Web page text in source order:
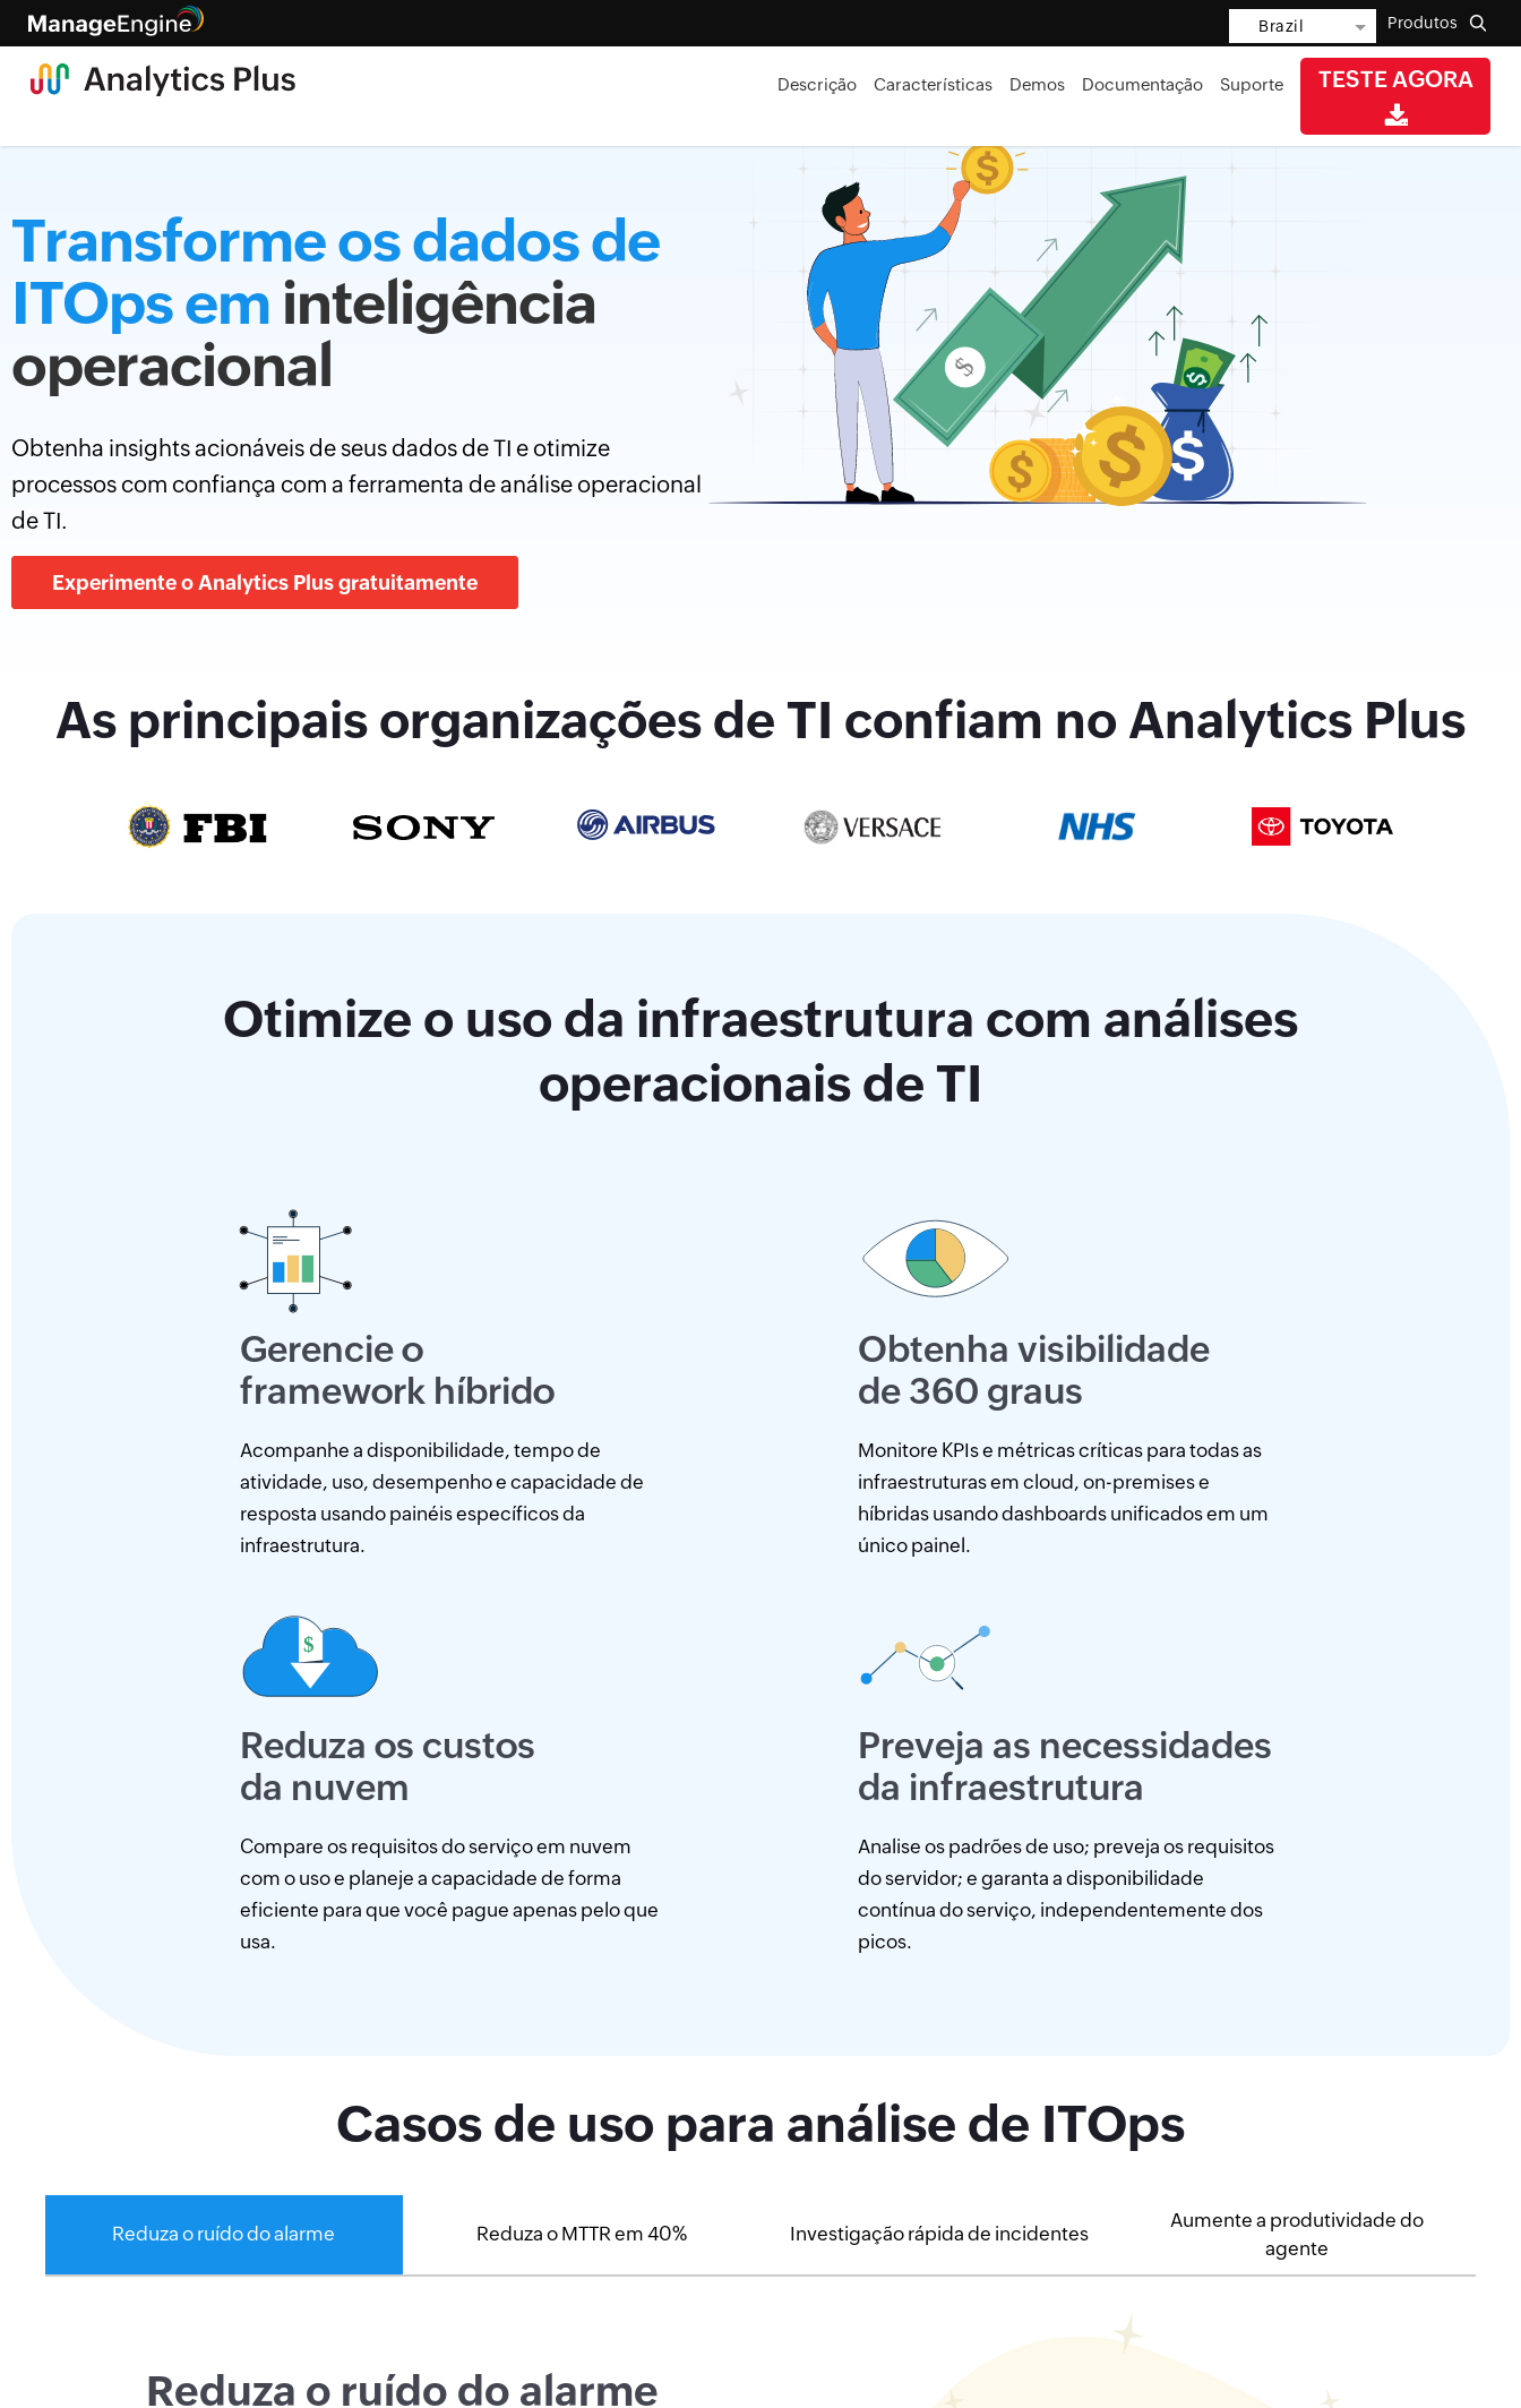
Brazil Produtos
TESTE AGORA
Descrição Características Demos Documentação Suporte
Transforme os dados de
ITOps em inteligência
operacional
Obtenha insights acionáveis de seus dados de TI e otimize
processos com confiança com a ferramenta de análise operacional
de TI.
Experimente o Analytics Plus gratuitamente
As principais organizações de TI confiam no Analytics Plus
Otimize o uso da infraestrutura com análises
operacionais de TI
Gerencie o
framework híbrido
Acompanhe a disponibilidade, tempo de
atividade, uso, desempenho e capacidade de
resposta usando painéis específicos da
infraestrutura.
Obtenha visibilidade
de 360 graus
Monitore KPIs e métricas críticas para todas as
infraestruturas em cloud, on-premises e
híbridas usando dashboards unificados em um
único painel.
Reduza os custos
da nuvem
Compare os requisitos do serviço em nuvem
com o uso e planeje a capacidade de forma
eficiente para que você pague apenas pelo que
usa.
Preveja as necessidades
da infraestrutura
Analise os padrões de uso; preveja os requisitos
do servidor; e garanta a disponibilidade
contínua do serviço, independentemente dos
picos.
Casos de uso para análise de ITOps
Reduza o ruído do alarme Reduza o MTTR em 40% Investigação rápida de incidentes
Aumente a produtividade do
agente
Reduza o ruído do alarme